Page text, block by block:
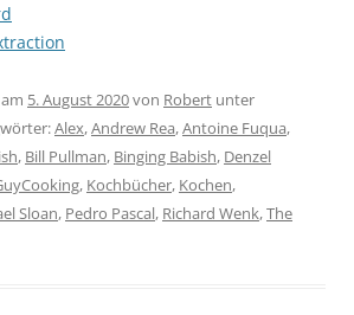
5. August 2020von Robert unter
Alex,Andrew Rea,Antoine Fuqua,
, Bill Pullman, Binging Babish, Denzel
, Kochbücher, Kochen,
Sloan, Pedro Pascal, Richard Wenk,The